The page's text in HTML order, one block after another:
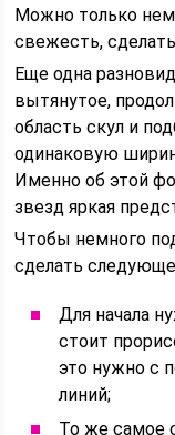
Можно только
свежесть,
Еще одна
вытянутое,
область скул и
одинаковую
Именно об этой
звезд яркая
Чтобы немного
сделать
Для начала
стоит
это нужно с
линий;
То же самое